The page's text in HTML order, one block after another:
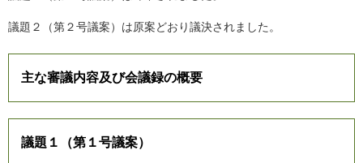
議題２（第２号議案）は原案どおり議決されました。
主な審議内容及び会議録の概要
議題１（第１号議案）